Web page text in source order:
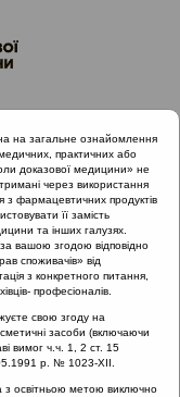
вуха та
на загальне ознайомлення
практичних або
доказової медицини» не
через використання
з фармацевтичних продуктів
її замість
та інших галузях.
вашою згодою відповідно
споживачів» від
з конкретного питання,
професіоналів.
свою згоду на
засоби (включаючи
вимог ч.ч. 1, 2 ст. 15
р. № 1023-XII.
з освітньою метою виключно